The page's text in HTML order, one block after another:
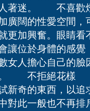
人著迷。 不喜歡
廣闊的性愛空間
更加興奮。眼睛
讓位於身體的感
女人擔心自己的
。 不拒絕花樣
新奇的東西，以
對此一般也不再